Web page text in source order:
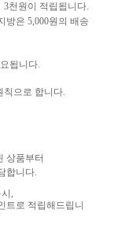
천원이 적립됩니다.
방은 5,000원의 배송
됩니다.
칙으로 합니다.
상품부터
합니다.
,
트로 적립해드립니